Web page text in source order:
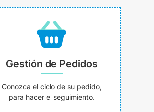
Gestión de Pedidos
Conozca el ciclo de su pedido,
para hacer el seguimiento.